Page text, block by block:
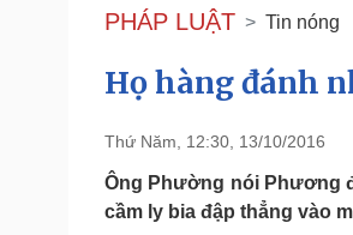
Đảng
Tổ chức nhân sự
Nhận diện sự thật
Pháp luật
Vụ án
PHÁP LUẬT Tin nóng
Họ hàng đánh
Thứ Năm, 12:30, 13/10/2016
Ông Phường nói Phương
cầm ly bia đập thẳng vào